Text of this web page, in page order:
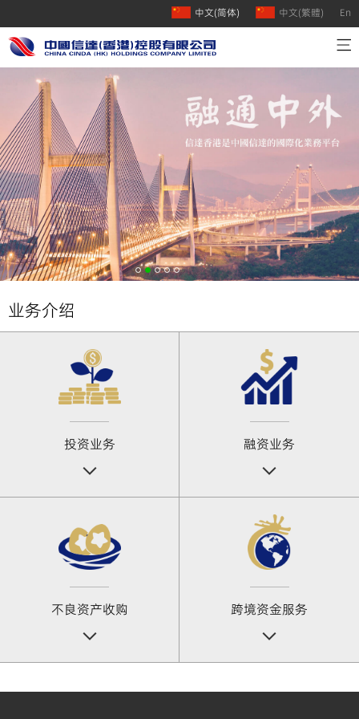
En
中文(繁體)
中文(简体)
首页
公司介绍
业务介绍
人才招聘
联系我们
业务介绍
投资业务 融资业务
不良资产收购 跨境资金服务